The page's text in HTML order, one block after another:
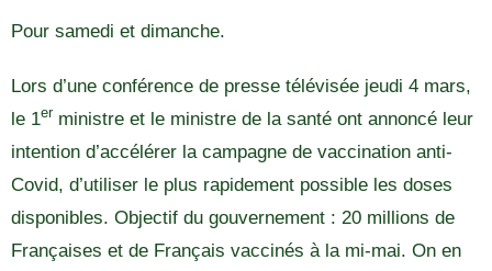
Pour samedi et dimanche.
Lors d’une conférence de presse télévisée jeudi 4 mars,
le 1er ministre et le ministre de la santé ont annoncé leur
intention d’accélérer la campagne de vaccination anti-
Covid, d’utiliser le plus rapidement possible les doses
disponibles. Objectif du gouvernement : 20 millions de
Françaises et de Français vaccinés à la mi-mai. On en